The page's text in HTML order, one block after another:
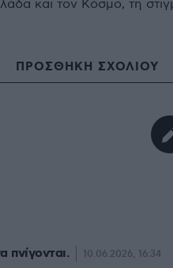
και τον Κόσμο, τη
ΠΡΟΣΘΗΚΗ ΣΧΟΛΙΟΥ
πνίγονται. 10.06.2026, 16:34